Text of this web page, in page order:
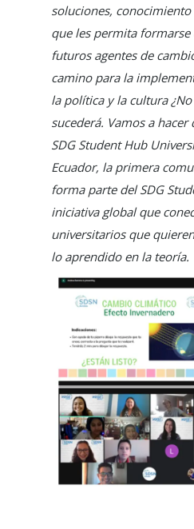
soluciones,
que les permita formarse
futuros agentes de
camino para la
la política y la cultura ¿No
sucederá. Vamos a
SDG Student Hub
Ecuador, la primera
forma parte del SDG
iniciativa global que
universitarios que
lo aprendido en la teoría.